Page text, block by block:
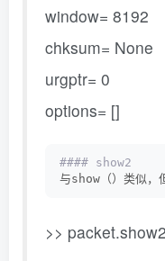
window= 8192
chksum= None
urgptr= 0
options= []
#### show2
与show（）类似，
>>